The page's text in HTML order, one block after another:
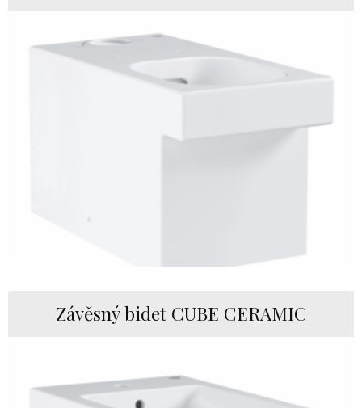
Závěsný bidet CUBE CERAMIC